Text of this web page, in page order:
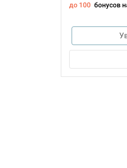
до 100 бонусов